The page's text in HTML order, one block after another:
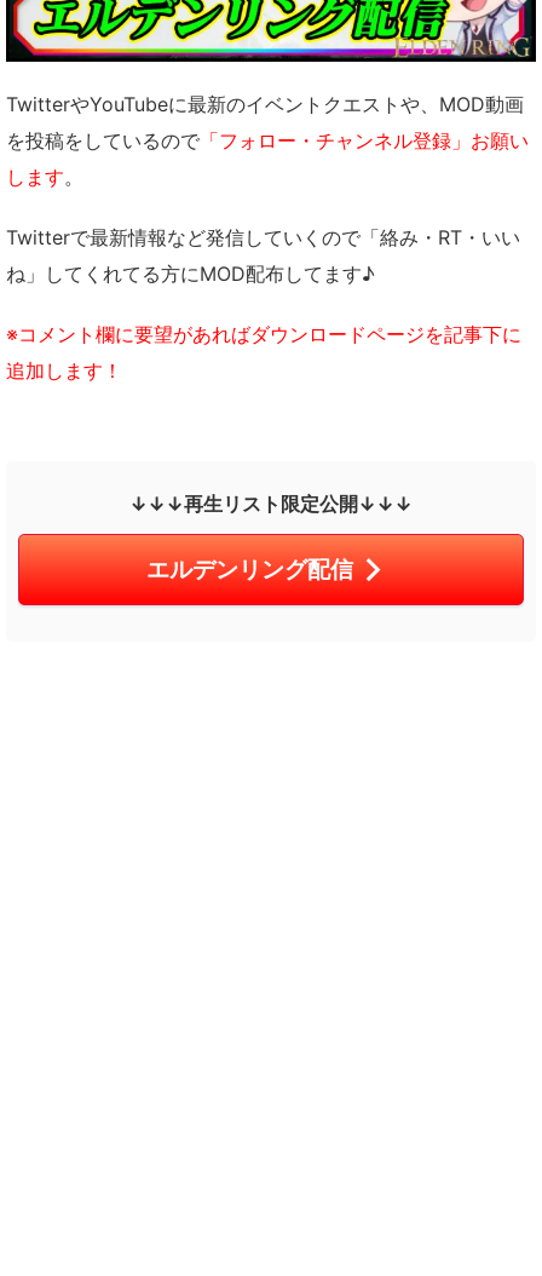
TwitterやYouTubeに最新のイベントクエストや、MOD動画
を投稿をしているので 「フォロー・チャンネル登録」お願い
します。
Twitterで最新情報など発信していくので「絡み・RT・いい
ね」してくれてる方にMOD配布してます♪
※コメント欄に要望があればダウンロードページを記事下に
追加します！
↓↓↓再生リスト限定公開↓↓↓
エルデンリング配信